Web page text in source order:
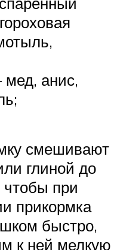
мед, анис,
смешивают
глиной до
чтобы при
прикормка
быстро,
к ней мелкую